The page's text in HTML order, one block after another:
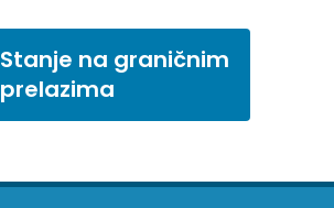
Stanje na graničnim
prelazima